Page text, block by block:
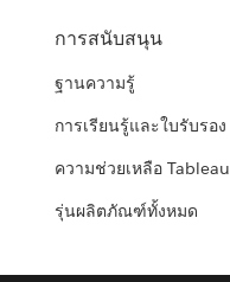
การสนับสนุน
ฐานความรู้
การเรียนรู้และใบรับรอง
ความช่วยเหลือ Tableau
รุ่นผลิตภัณฑ์ทั้งหมด